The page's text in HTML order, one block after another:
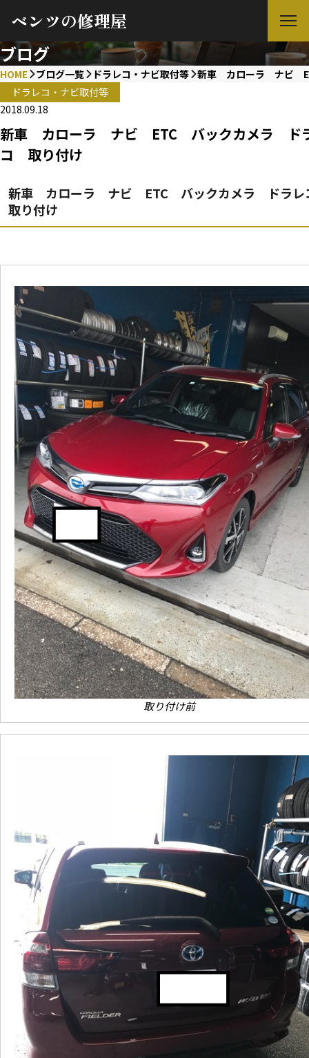
ベンツの修理屋
ブログ
HOME ブログ一覧 ドラレコ・ナビ取付等 新車 カローラ ナビ
ドラレコ・ナビ取付等
2018.09.18
新車 カローラ ナビ ETC バックカメラ ド
コ 取り付け
新車 カローラ ナビ ETC バックカメラ ドラ
取り付け
取り付け前